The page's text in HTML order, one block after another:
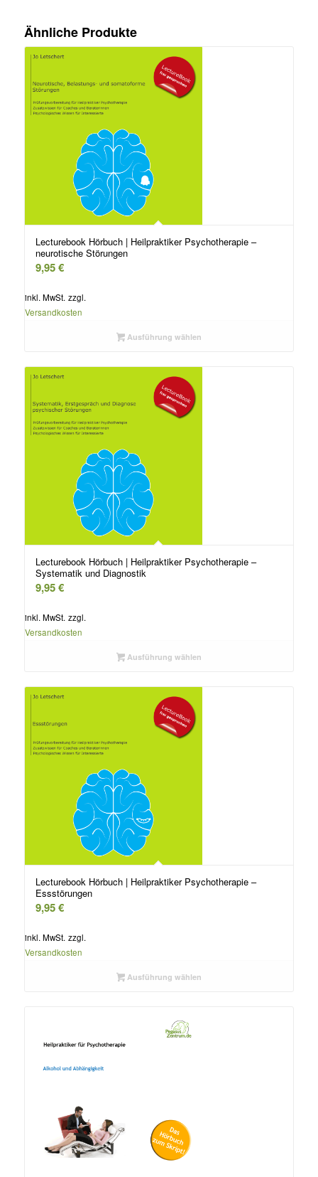
Ähnliche Produkte
Lecturebook Hörbuch | Heilpraktiker Psychotherapie –
neurotische Störungen
9,95€
inkl. MwSt. zzgl.
Versandkosten
Ausführung wählen
Lecturebook Hörbuch | Heilpraktiker Psychotherapie –
Systematik und Diagnostik
9,95€
inkl. MwSt. zzgl.
Versandkosten
Ausführung wählen
Lecturebook Hörbuch | Heilpraktiker Psychotherapie –
Essstörungen
9,95€
inkl. MwSt. zzgl.
Versandkosten
Ausführung wählen